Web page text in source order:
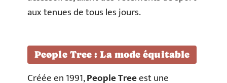
aux tenues de tous les jours.
People Tree : La mode équitable
Créée en 1991,People Treeest une